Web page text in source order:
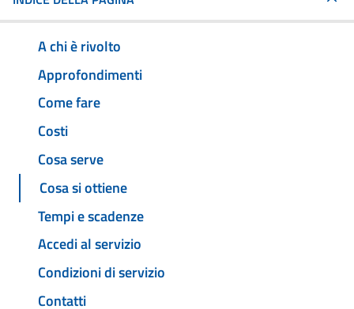
A chi è rivolto
Approfondimenti
Come fare
Costi
Cosa serve
Cosa si ottiene
Tempi e scadenze
Accedi al servizio
Condizioni di servizio
Contatti